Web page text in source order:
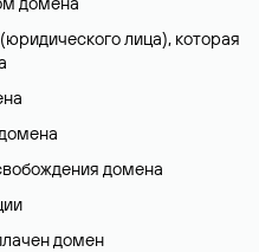
лица), которая
домена
домен